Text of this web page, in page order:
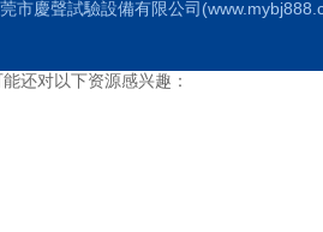
市慶聲試驗設備有限公司
还对以下资源感兴趣：